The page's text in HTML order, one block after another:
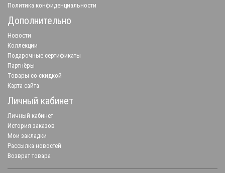
Политика конфиденциальности
Дополнительно
Новости
Коллекции
Подарочные сертификаты
Партнёры
Товары со скидкой
Карта сайта
Личный кабинет
Личный кабинет
История заказов
Мои закладки
Рассылка новостей
Возврат товара